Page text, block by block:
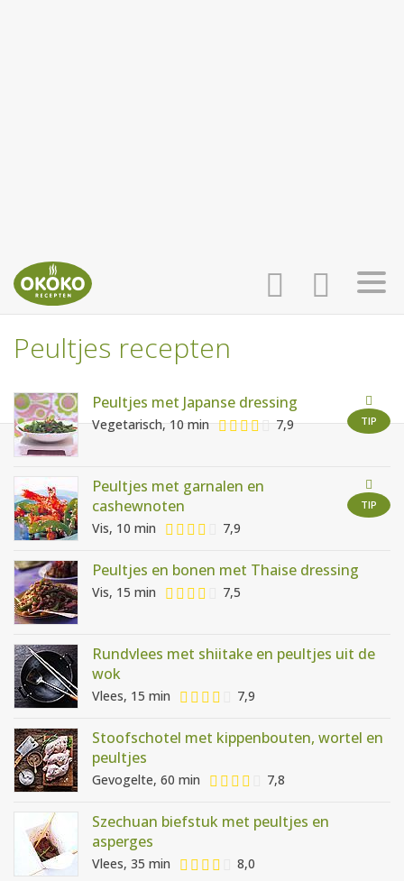
AANMELDEN
HOME
RECEPTEN
WEEKMENU'S
Peultjes recepten
TIP
Peultjes met Japanse dressing
Vegetarisch, 10 min 7,9
TIP
Peultjes met garnalen en
cashewnoten
Vis, 10 min 7,9
Peultjes en bonen met Thaise dressing
Vis, 15 min 7,5
Rundvlees met shiitake en peultjes uit de
wok
Vlees, 15 min 7,9
Stoofschotel met kippenbouten, wortel en
peultjes
Gevogelte, 60 min 7,8
Szechuan biefstuk met peultjes en
asperges
Vlees, 35 min 8,0